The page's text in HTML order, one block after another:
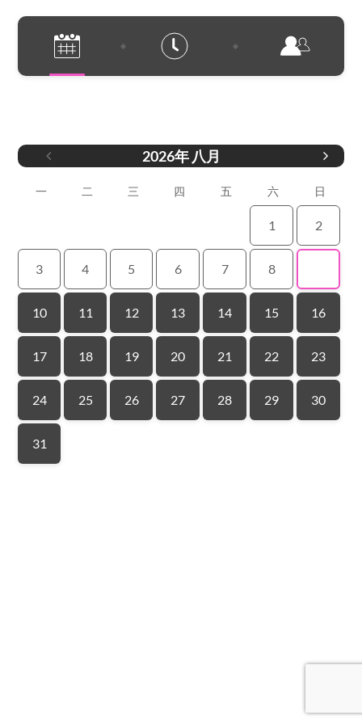
2026年 八月
一 二 三 四 五 六 日
1 2
3 4 5 6 7 8
10 11 12 13 14 15 16
17 18 19 20 21 22 23
24 25 26 27 28 29 30
31